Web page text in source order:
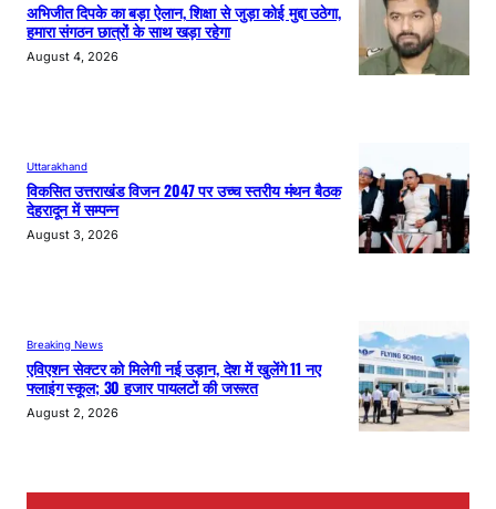
अभिजीत दिपके का बड़ा ऐलान, शिक्षा से जुड़ा कोई मुद्दा उठेगा,
हमारा संगठन छात्रों के साथ खड़ा रहेगा
August 4, 2026
Uttarakhand
विकसित उत्तराखंड विजन 2047 पर उच्च स्तरीय मंथन बैठक
देहरादून में सम्पन्न
August 3, 2026
Breaking News
एविएशन सेक्टर को मिलेगी नई उड़ान, देश में खुलेंगे 11 नए
फ्लाइंग स्कूल; 30 हजार पायलटों की जरूरत
August 2, 2026